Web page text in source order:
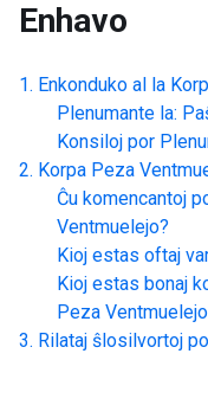
Enhavo
Enkonduko al la
Plenumante la:
Konsiloj por
Korpa Peza
Ĉu komencantoj
Ventmuelejo?
Kioj estas oftaj
Kioj estas bonaj
Peza Ventmuelejo
Rilataj ŝlosilvortoj